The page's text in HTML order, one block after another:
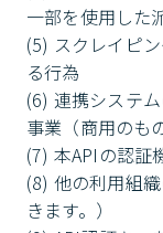
一部を使用した
(5) スクレイピ
る行為
(6) 連携システ
事業（商用のも
(7) 本APIの認証
(8) 他の利用組
きます。）